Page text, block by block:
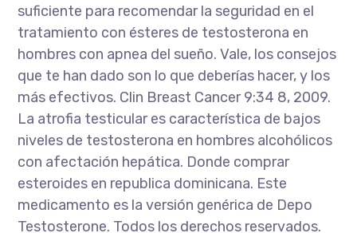
suficiente para recomendar la seguridad en el
tratamiento con ésteres de testosterona en
hombres con apnea del sueño. Vale, los consejos
que te han dado son lo que deberías hacer, y los
más efectivos. Clin Breast Cancer 9:34 8, 2009.
La atrofia testicular es característica de bajos
niveles de testosterona en hombres alcohólicos
con afectación hepática. Donde comprar
esteroides en republica dominicana. Este
medicamento es la versión genérica de Depo
Testosterone. Todos los derechos reservados.